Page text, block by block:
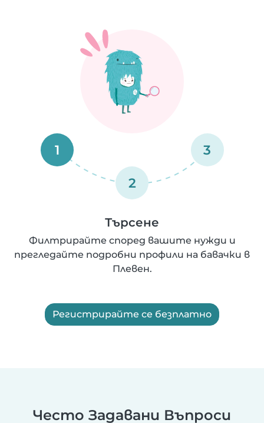
1
2
3
Търсене
Филтрирайте според вашите нужди и
прегледайте подробни профили на бавачки в
Плевен.
Регистрирайте се безплатно
Често Задавани Въпроси